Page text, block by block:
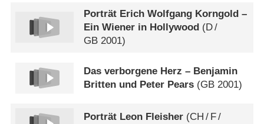
Porträt Erich Wolfgang Korngold –
Ein Wiener in Hollywood (D/
GB 2001)
Das verborgene Herz – Benjamin
Britten und Peter Pears (GB 2001)
Porträt Leon Fleisher (CH / F/